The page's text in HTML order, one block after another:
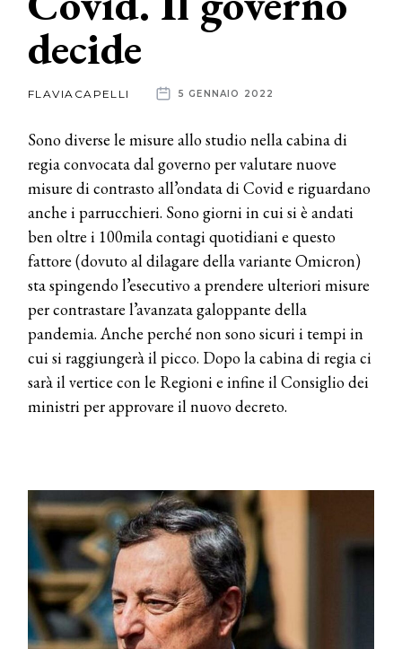
News
decide
FLAVIACAPELLI 5 GENNAIO 2022
Sono diverse le misure allo studio nella cabina di
regia convocata dal governo per valutare nuove
misure di contrasto all’ondata di Covid e riguardano
anche i parrucchieri. Sono giorni in cui si è andati
ben oltre i 100mila contagi quotidiani e questo
fattore (dovuto al dilagare della variante Omicron)
sta spingendo l’esecutivo a prendere ulteriori misure
per contrastare l’avanzata galoppante della
pandemia. Anche perché non sono sicuri i tempi in
cui si raggiungerà il picco. Dopo la cabina di regia ci
sarà il vertice con le Regioni e infine il Consiglio dei
ministri per approvare il nuovo decreto.